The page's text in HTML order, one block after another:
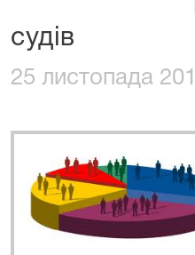
судів
25 листопада